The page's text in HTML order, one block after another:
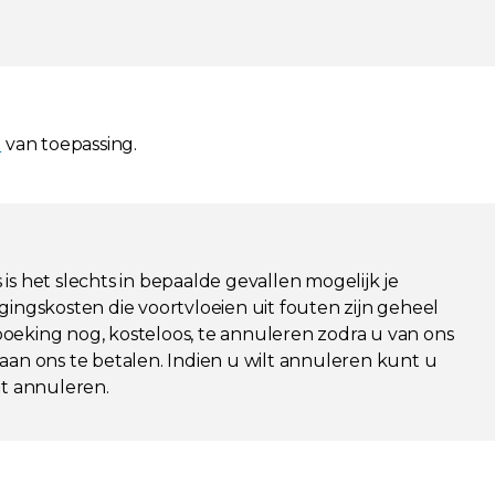
van toepassing.
het slechts in bepaalde gevallen mogelijk je
die voortvloeien uit fouten zijn geheel
nog, kosteloos, te annuleren zodra u van ons
ons te betalen. Indien u wilt annuleren kunt u
annuleren.